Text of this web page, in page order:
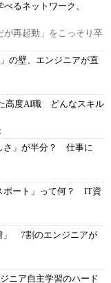
るネットワーク、
が再起動」をこっそり卒
の壁、エンジニアが直
高度AI職 どんなスキル
さ」が半分？ 仕事に
ポート」って何？ IT資
」 7割のエンジニアが
ニア自主学習のハード